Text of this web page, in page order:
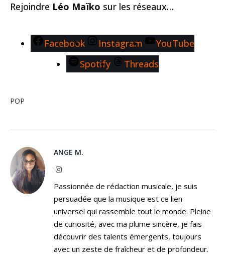
Rejoindre Léo Maïko sur les réseaux…
Facebook Instagram
YouTube
Spotify
Threads
POP
ANGE M.
Instagram
Passionnée de rédaction musicale, je suis
persuadée que la musique est ce lien
universel qui rassemble tout le monde. Pleine
de curiosité, avec ma plume sincère, je fais
découvrir des talents émergents, toujours
avec un zeste de fraîcheur et de profondeur.